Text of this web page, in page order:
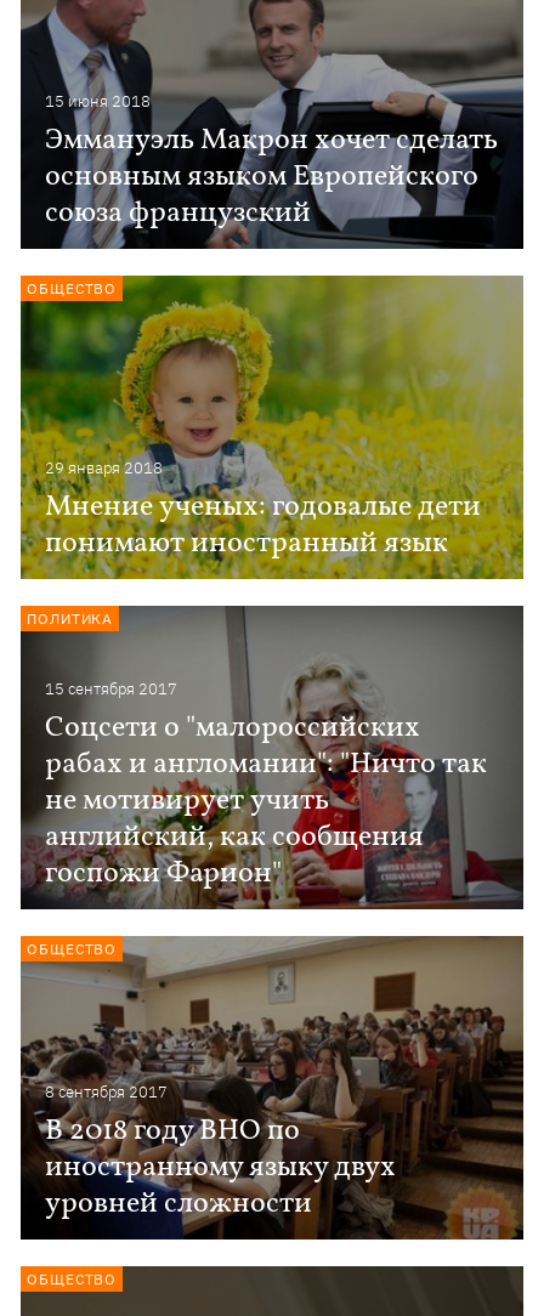
15 июня 2018
Эммануэль Макрон хочет сделать
основным языком Европейского
союза французский
29 января 2018
Мнение ученых: годовалые дети
понимают иностранный язык
ОБЩЕСТВО
15 сентября 2017
Соцсети о "малороссийских
рабах и англомании": "Ничто так
не мотивирует учить
английский, как сообщения
госпожи Фарион"
ПОЛИТИКА
8 сентября 2017
В 2018 году ВНО по
иностранному языку двух
уровней сложности
ОБЩЕСТВО
ОБЩЕСТВО